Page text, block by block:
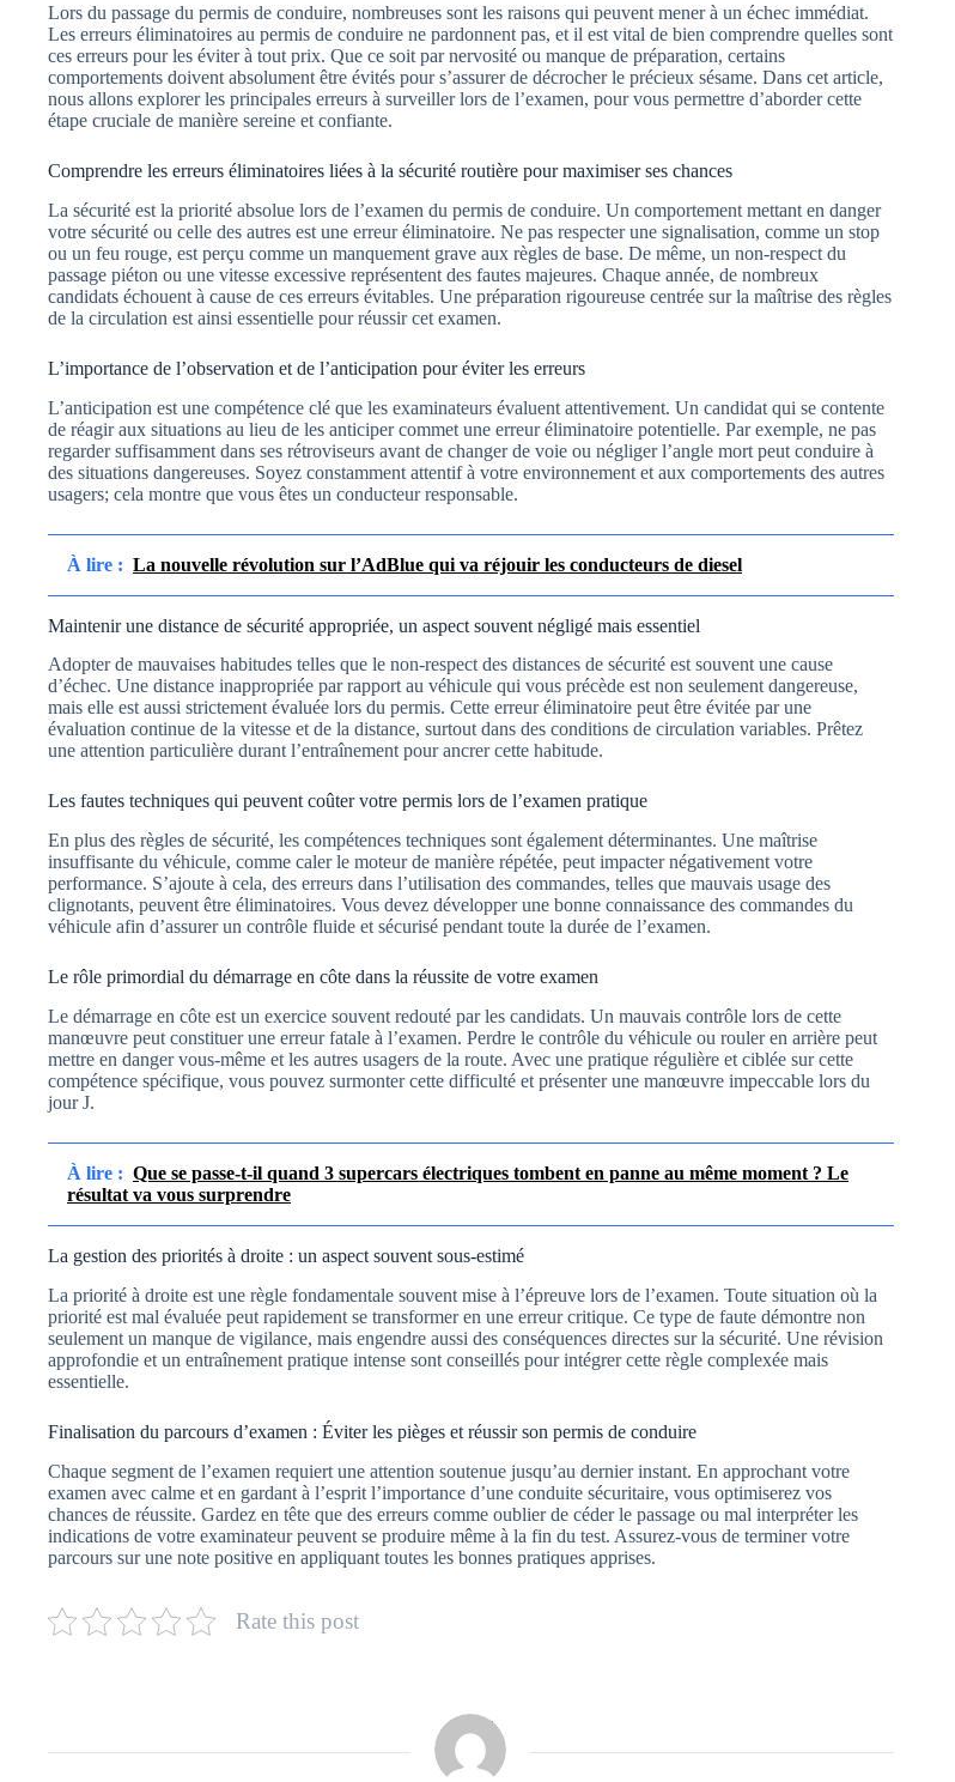
Lors du passage du permis de conduire, nombreuses sont les raisons qui peuvent mener à un échec immédiat.
Les erreurs éliminatoires au permis de conduire ne pardonnent pas, et il est vital de bien comprendre quelles sont
ces erreurs pour les éviter à tout prix. Que ce soit par nervosité ou manque de préparation, certains
comportements doivent absolument être évités pour s’assurer de décrocher le précieux sésame. Dans cet article,
nous allons explorer les principales erreurs à surveiller lors de l’examen, pour vous permettre d’aborder cette
étape cruciale de manière sereine et confiante.
Comprendre les erreurs éliminatoires liées à la sécurité routière pour maximiser ses chances
La sécurité est la priorité absolue lors de l’examen du permis de conduire. Un comportement mettant en danger
votre sécurité ou celle des autres est une erreur éliminatoire. Ne pas respecter une signalisation, comme un stop
ou un feu rouge, est perçu comme un manquement grave aux règles de base. De même, un non-respect du
passage piéton ou une vitesse excessive représentent des fautes majeures. Chaque année, de nombreux
candidats échouent à cause de ces erreurs évitables. Une préparation rigoureuse centrée sur la maîtrise des règles
de la circulation est ainsi essentielle pour réussir cet examen.
L’importance de l’observation et de l’anticipation pour éviter les erreurs
L’anticipation est une compétence clé que les examinateurs évaluent attentivement. Un candidat qui se contente
de réagir aux situations au lieu de les anticiper commet une erreur éliminatoire potentielle. Par exemple, ne pas
regarder suffisamment dans ses rétroviseurs avant de changer de voie ou négliger l’angle mort peut conduire à
des situations dangereuses. Soyez constamment attentif à votre environnement et aux comportements des autres
usagers; cela montre que vous êtes un conducteur responsable.
À lire : La nouvelle révolution sur l’AdBlue qui va réjouir les conducteurs de diesel
Maintenir une distance de sécurité appropriée, un aspect souvent négligé mais essentiel
Adopter de mauvaises habitudes telles que le non-respect des distances de sécurité est souvent une cause
d’échec. Une distance inappropriée par rapport au véhicule qui vous précède est non seulement dangereuse,
mais elle est aussi strictement évaluée lors du permis. Cette erreur éliminatoire peut être évitée par une
évaluation continue de la vitesse et de la distance, surtout dans des conditions de circulation variables. Prêtez
une attention particulière durant l’entraînement pour ancrer cette habitude.
Les fautes techniques qui peuvent coûter votre permis lors de l’examen pratique
En plus des règles de sécurité, les compétences techniques sont également déterminantes. Une maîtrise
insuffisante du véhicule, comme caler le moteur de manière répétée, peut impacter négativement votre
performance. S’ajoute à cela, des erreurs dans l’utilisation des commandes, telles que mauvais usage des
clignotants, peuvent être éliminatoires. Vous devez développer une bonne connaissance des commandes du
véhicule afin d’assurer un contrôle fluide et sécurisé pendant toute la durée de l’examen.
Le rôle primordial du démarrage en côte dans la réussite de votre examen
Le démarrage en côte est un exercice souvent redouté par les candidats. Un mauvais contrôle lors de cette
manœuvre peut constituer une erreur fatale à l’examen. Perdre le contrôle du véhicule ou rouler en arrière peut
mettre en danger vous-même et les autres usagers de la route. Avec une pratique régulière et ciblée sur cette
compétence spécifique, vous pouvez surmonter cette difficulté et présenter une manœuvre impeccable lors du
jour J.
À lire : Que se passe-t-il quand 3 supercars électriques tombent en panne au même moment ? Le
résultat va vous surprendre
La gestion des priorités à droite : un aspect souvent sous-estimé
La priorité à droite est une règle fondamentale souvent mise à l’épreuve lors de l’examen. Toute situation où la
priorité est mal évaluée peut rapidement se transformer en une erreur critique. Ce type de faute démontre non
seulement un manque de vigilance, mais engendre aussi des conséquences directes sur la sécurité. Une révision
approfondie et un entraînement pratique intense sont conseillés pour intégrer cette règle complexée mais
essentielle.
Finalisation du parcours d’examen : Éviter les pièges et réussir son permis de conduire
Chaque segment de l’examen requiert une attention soutenue jusqu’au dernier instant. En approchant votre
examen avec calme et en gardant à l’esprit l’importance d’une conduite sécuritaire, vous optimiserez vos
chances de réussite. Gardez en tête que des erreurs comme oublier de céder le passage ou mal interpréter les
indications de votre examinateur peuvent se produire même à la fin du test. Assurez-vous de terminer votre
parcours sur une note positive en appliquant toutes les bonnes pratiques apprises.
Rate this post